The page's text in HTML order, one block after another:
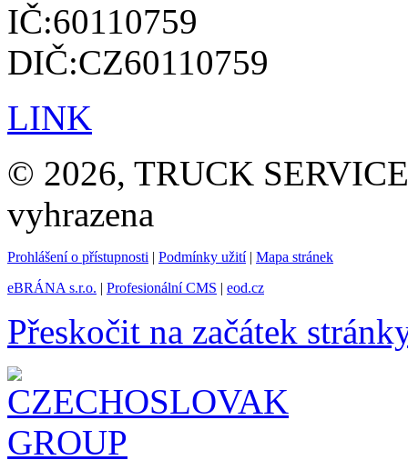
IČ:60110759
DIČ:CZ60110759
LINK
© 2026, TRUCK
vyhrazena
Prohlášení o přístupnosti | Podmínky užití| Mapa stránek
eBRÁNA s.r.o. | Profesionální CMS | eod.cz
Přeskočit na začátek